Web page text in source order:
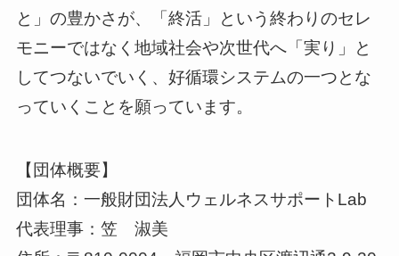
と」の豊かさが、「終活」という終わりのセレ
モニーではなく地域社会や次世代へ「実り」と
してつないでいく、好循環システムの一つとな
っていくことを願っています。
【団体概要】
団体名：一般財団法人ウェルネスサポートLab
代表理事：笠 淑美